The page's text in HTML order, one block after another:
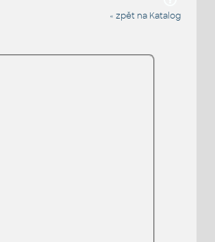
« zpět na Katalog